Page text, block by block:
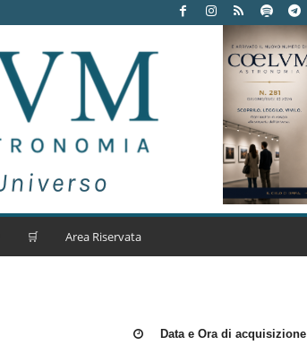
🛒 Area Riservata
Data e Ora di acquisizione